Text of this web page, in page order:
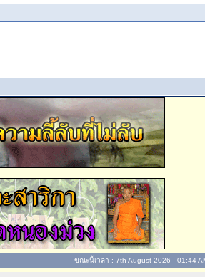
ขณะนี้เวลา : 7th August 2026 - 01:44